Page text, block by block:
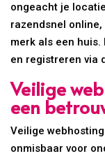
ongeacht je
razendsnel
merk als een
en registreren via
Veilige
een
Veilige
onmisbaar voor